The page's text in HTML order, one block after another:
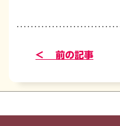
< 前の記事